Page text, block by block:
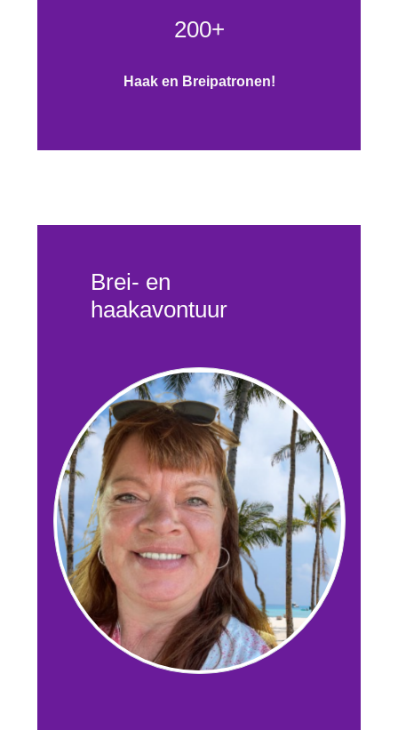
200+
Haak en Breipatronen!
Brei- en
haakavontuur